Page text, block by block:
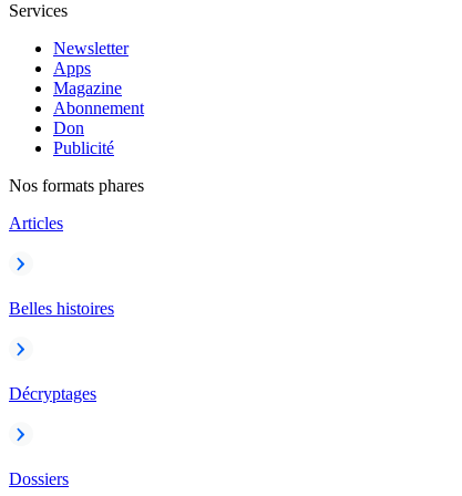
Services
Newsletter
Apps
Magazine
Abonnement
Don
Publicité
Nos formats phares
Articles
Belles histoires
Décryptages
Dossiers